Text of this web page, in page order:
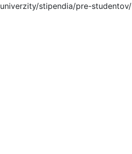
stipendia/pre-studentov/